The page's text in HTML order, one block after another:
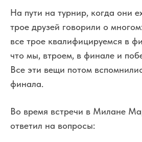
На пути на турнир, когда они
трое друзей говорили о
все трое квалифицируемся в
что мы, втроем, в финале и
Все эти вещи потом
финала.
Во время встречи в Милане
ответил на вопросы: